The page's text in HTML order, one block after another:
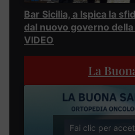
Bar Sicilia, a Ispica la
dal nuovo governo della
VIDEO
La
Fai clic per